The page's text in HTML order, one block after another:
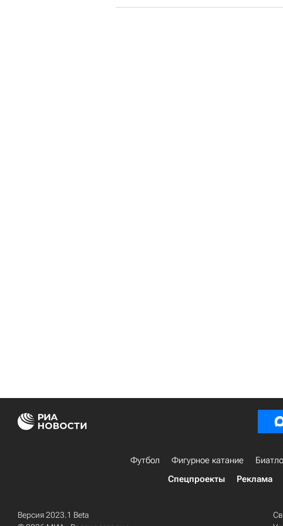
Футбол Фигурное катание
Спецпроекты
Реклама
Версия 2023.1 Beta